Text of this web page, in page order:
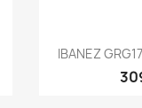

IBANEZ